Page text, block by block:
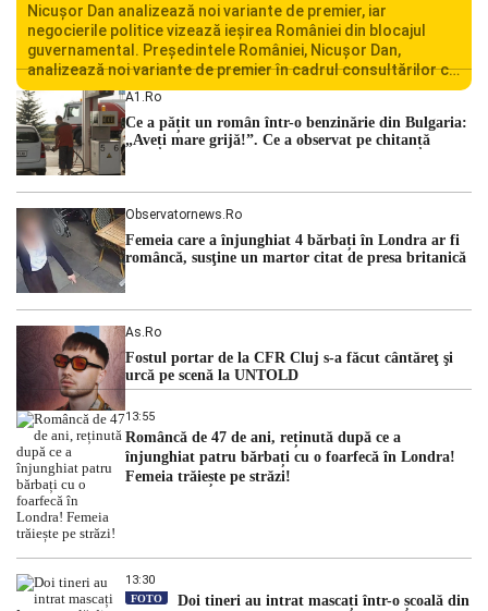
Nicușor Dan analizează noi variante de premier, iar
negocierile politice vizează ieșirea României din blocajul
guvernamental. Președintele României, Nicușor Dan,
analizează noi variante de premier în cadrul consultărilor cu
liderii politici. Ciprian Ciucu vorbește despre scenariul unui
guvern tehnocrat și despre posibilitatea a două cabinete
succesive. Nicușor Dan analizează noi variante de premier
România traversează […]
A1.ro
Ce a pățit un român într-o benzinărie din Bulgaria:
„Aveți mare grijă!”. Ce a observat pe chitanță
Observatornews.ro
Femeia care a înjunghiat 4 bărbați în Londra ar fi
româncă, susţine un martor citat de presa britanică
As.ro
Fostul portar de la CFR Cluj s-a făcut cântăreţ şi
urcă pe scenă la UNTOLD
13:55
Româncă de 47 de ani, reținută după ce a
înjunghiat patru bărbați cu o foarfecă în Londra!
Femeia trăiește pe străzi!
13:30
FOTO
Doi tineri au intrat mascați într-o școală din